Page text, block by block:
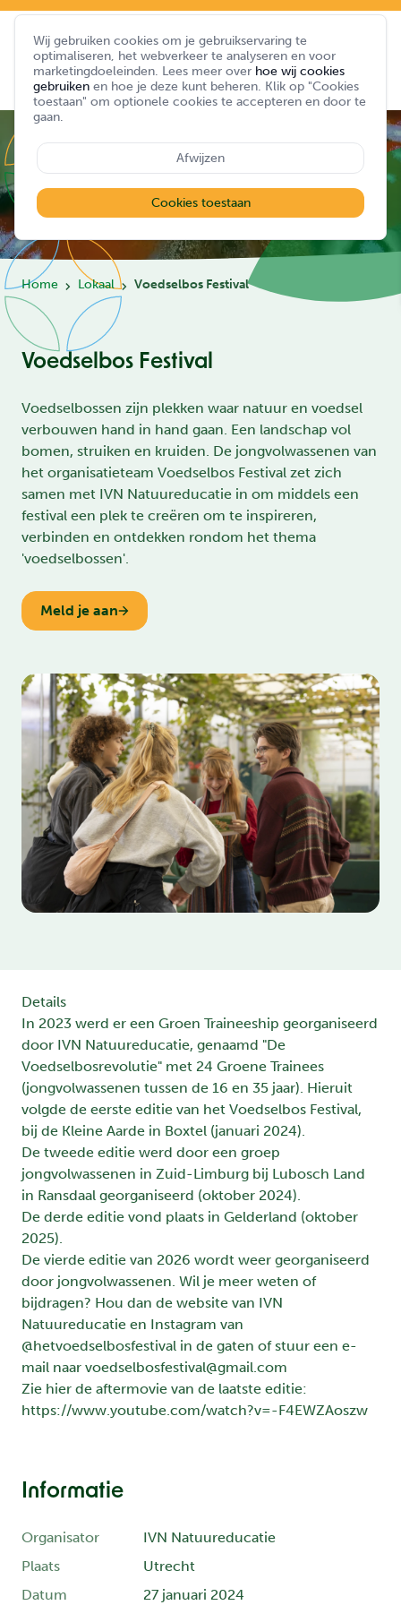
Home Lokaal Voedselbos Festival
Voedselbos Festival
Voedselbossen zijn plekken waar natuur en voedsel
verbouwen hand in hand gaan. Een landschap vol
bomen, struiken en kruiden. De jongvolwassenen van
het organisatieteam Voedselbos Festival zet zich
samen met IVN Natuureducatie in om middels een
festival een plek te creëren om te inspireren,
verbinden en ontdekken rondom het thema
'voedselbossen'.
Meld je aan
Details
In 2023 werd er een Groen Traineeship georganiseerd
door IVN Natuureducatie, genaamd "De
Voedselbosrevolutie" met 24 Groene Trainees
(jongvolwassenen tussen de 16 en 35 jaar). Hieruit
volgde de eerste editie van het Voedselbos Festival,
bij de Kleine Aarde in Boxtel (januari 2024).
De tweede editie werd door een groep
jongvolwassenen in Zuid-Limburg bij Lubosch Land
in Ransdaal georganiseerd (oktober 2024).
De derde editie vond plaats in Gelderland (oktober
2025).
De vierde editie van 2026 wordt weer georganiseerd
door jongvolwassenen. Wil je meer weten of
bijdragen? Hou dan de website van IVN
Natuureducatie en Instagram van
@hetvoedselbosfestival in de gaten of stuur een e-
mail naar voedselbosfestival@gmail.com
Zie hier de aftermovie van de laatste editie:
https://www.youtube.com/watch?v=-F4EWZAoszw
Informatie
Organisator
IVN Natuureducatie
Plaats
Utrecht
Datum
27 januari 2024
Wij gebruiken cookies om je gebruikservaring te
optimaliseren, het webverkeer te analyseren en voor
marketingdoeleinden. Lees meer over hoe wij cookies
gebruiken en hoe je deze kunt beheren. Klik op "Cookies
toestaan" om optionele cookies te accepteren en door te
gaan.
Afwijzen
Cookies toestaan